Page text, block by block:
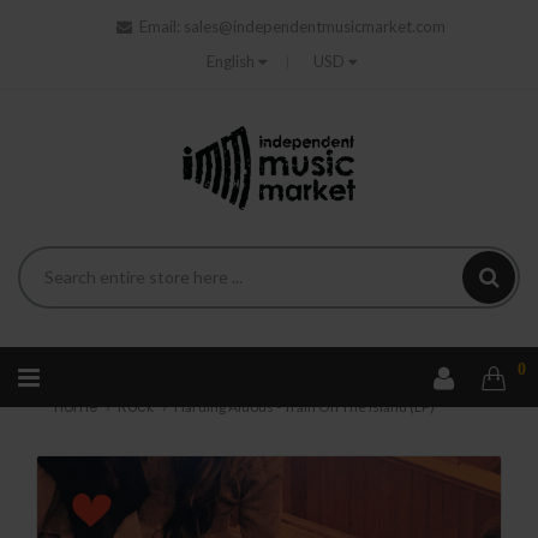
Email:
sales@independentmusicmarket.com
English
USD
0
Home Rock Harding Aldous - Train On The Island (LP)